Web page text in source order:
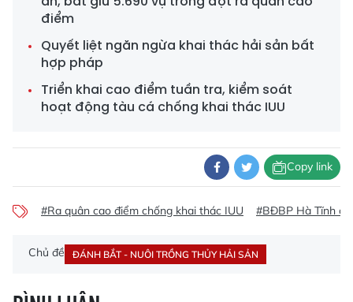
điểm
Quyết liệt ngăn ngừa khai thác hải sản bất
hợp pháp
Triển khai cao điểm tuần tra, kiểm soát
hoạt động tàu cá chống khai thác IUU
Copy link
#Ra quân cao điểm chống khai thác IUU #BĐBP Hà Tĩnh
Chủ đề ĐÁNH BẮT - NUÔI TRỒNG THỦY HẢI SẢN